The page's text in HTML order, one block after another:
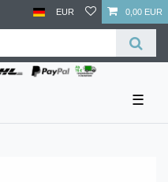
EUR 0,00 EUR
☰